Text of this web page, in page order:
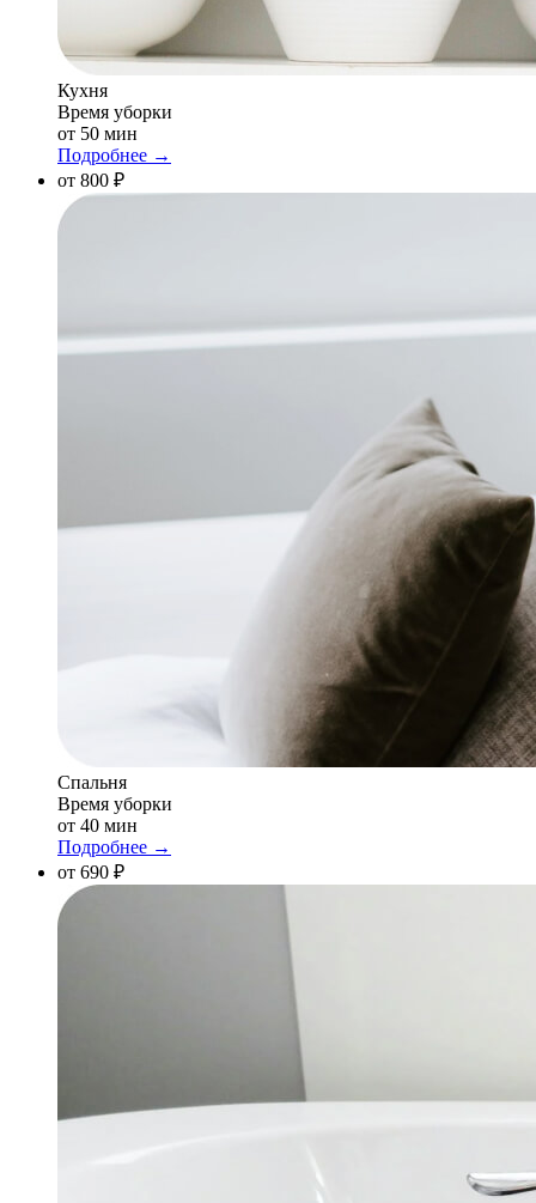
Кухня
Время уборки
от 50 мин
Подробнее →
от 800 ₽
Спальня
Время уборки
от 40 мин
Подробнее →
от 690 ₽